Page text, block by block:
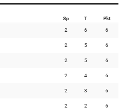
Sp T Pkt
2 6 6
2 5 6
2 5 6
2 4 6
2 3 6
2 2 6